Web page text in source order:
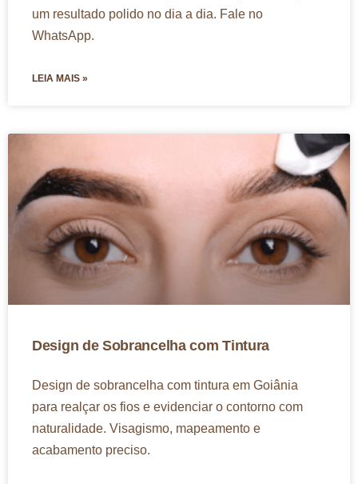
um resultado polido no dia a dia. Fale no
WhatsApp.
LEIA MAIS »
Design de Sobrancelha com Tintura
Design de sobrancelha com tintura em Goiânia
para realçar os fios e evidenciar o contorno com
naturalidade. Visagismo, mapeamento e
acabamento preciso.